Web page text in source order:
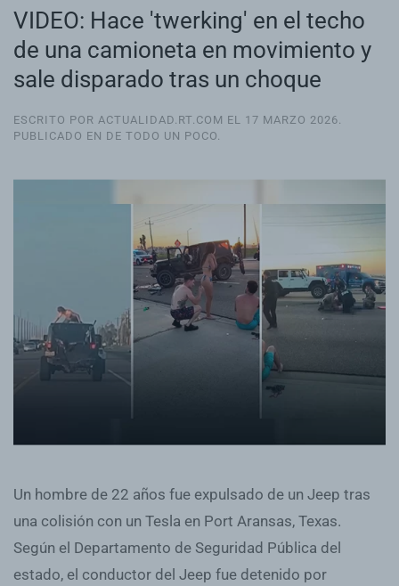
VIDEO: Hace 'twerking' en el techo
de una camioneta en movimiento y
sale disparado tras un choque
ESCRITO POR ACTUALIDAD.RT.COM EL 17 MARZO 2026
PUBLICADO EN DE TODO UN POCO
Un hombre de 22 años fue expulsado de un Jeep tras
una colisión con un Tesla en Port Aransas, Texas.
Según el Departamento de Seguridad Pública del
estado, el conductor del Jeep fue detenido por